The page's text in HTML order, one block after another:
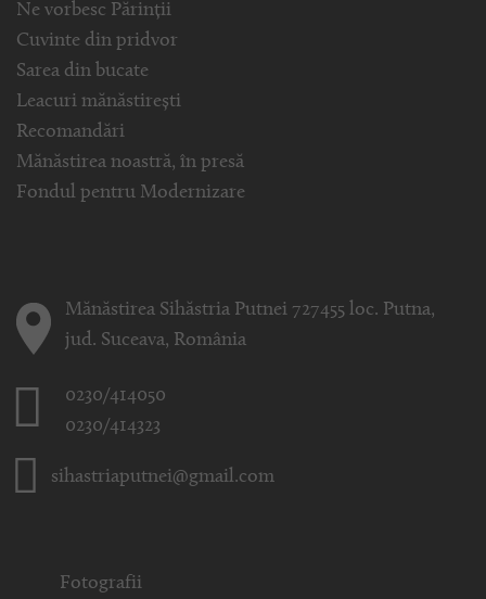
Ne vorbesc Părinții
Cuvinte din pridvor
Sarea din bucate
Leacuri mănăstirești
Recomandări
Mănăstirea noastră, în presă
Fondul pentru Modernizare
Mănăstirea Sihăstria Putnei 727455 loc. Putna,
jud. Suceava, România
0230/414050
0230/414323
sihastriaputnei@gmail.com
Fotografii